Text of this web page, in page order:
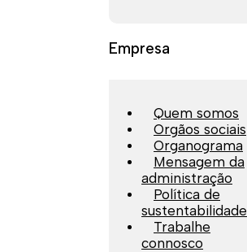
Empresa
Quem somos
Orgãos sociais
Organograma
Mensagem da
administração
Política de
sustentabilidade
Trabalhe
connosco